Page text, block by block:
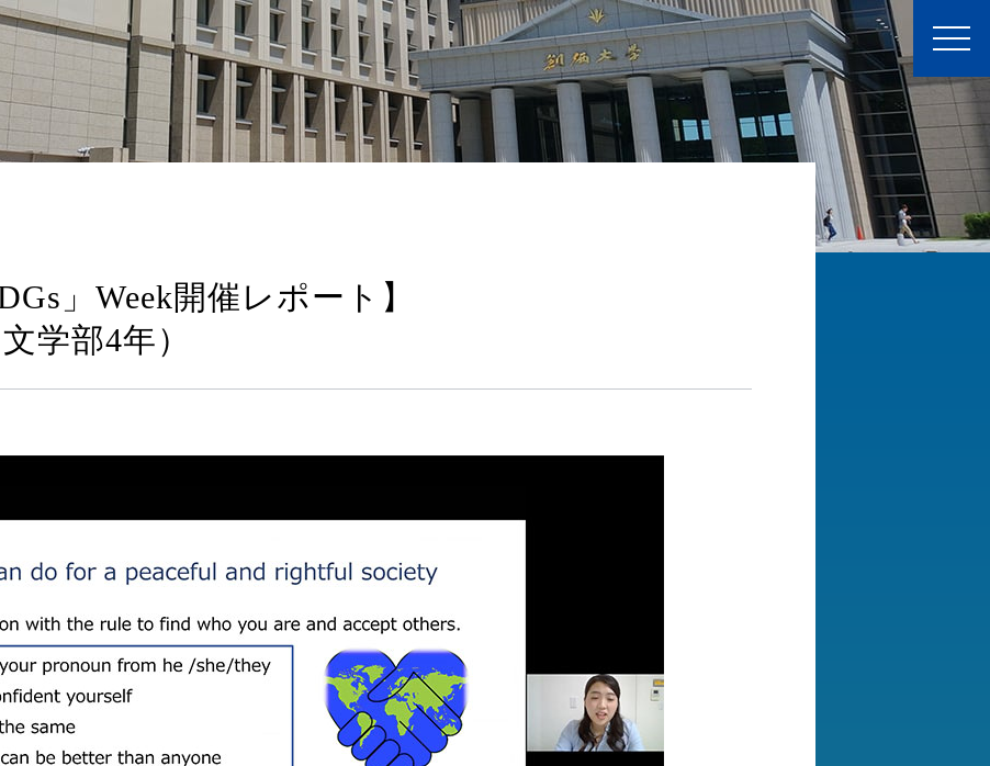
」Week開催レポート】
学部4年）